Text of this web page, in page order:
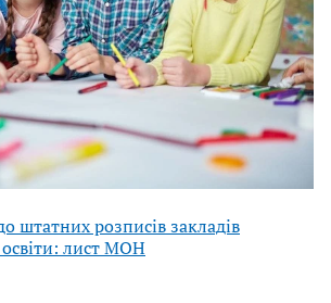
штатних розписів закладів
лист МОН